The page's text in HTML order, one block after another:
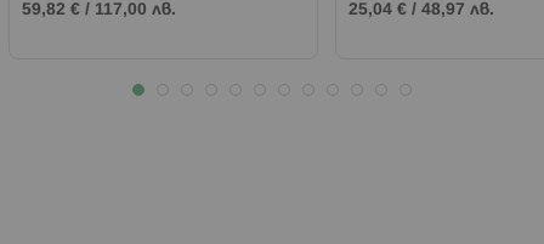
59,82 € / 117,00 лв.
25,04 € / 48,97 лв.